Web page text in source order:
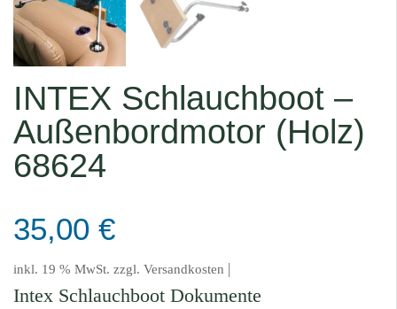
INTEX Schlauchboot –
Außenbordmotor (Holz)
68624
35,00 €
inkl. 19 % MwSt. zzgl. Versandkosten |
Intex Schlauchboot Dokumente